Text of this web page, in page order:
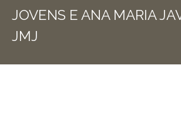
JOVENS E ANA MARIA
JMJ